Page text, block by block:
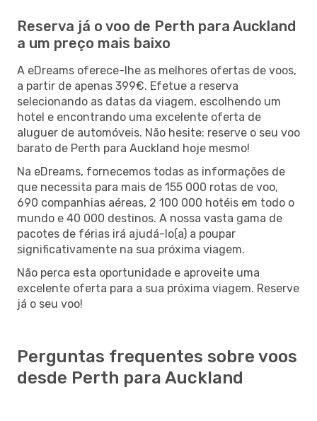
Reserva já o voo de Perth para Auckland
a um preço mais baixo
A eDreams oferece-lhe as melhores ofertas de voos,
a partir de apenas 399€. Efetue a reserva
selecionando as datas da viagem, escolhendo um
hotel e encontrando uma excelente oferta de
aluguer de automóveis. Não hesite: reserve o seu voo
barato de Perth para Auckland hoje mesmo!
Na eDreams, fornecemos todas as informações de
que necessita para mais de 155 000 rotas de voo,
690 companhias aéreas, 2 100 000 hotéis em todo o
mundo e 40 000 destinos. A nossa vasta gama de
pacotes de férias irá ajudá-lo(a) a poupar
significativamente na sua próxima viagem.
Não perca esta oportunidade e aproveite uma
excelente oferta para a sua próxima viagem. Reserve
já o seu voo!
Perguntas frequentes sobre voos
desde Perth para Auckland